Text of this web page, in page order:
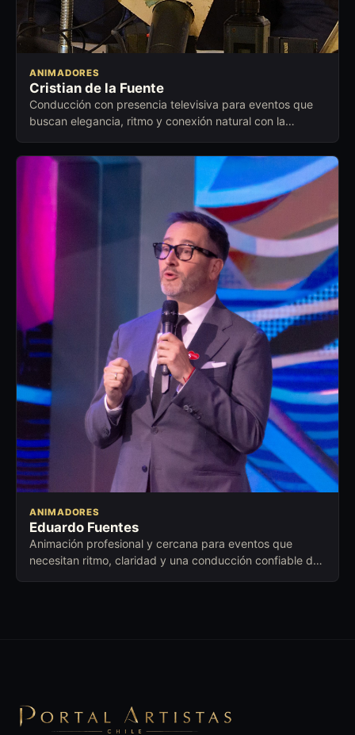
ANIMADORES
Cristian de la Fuente
Conducción con presencia televisiva para eventos que
buscan elegancia, ritmo y conexión natural con la
ANIMADORES
Eduardo Fuentes
Animación profesional y cercana para eventos que
necesitan ritmo, claridad y una conducción confiable de